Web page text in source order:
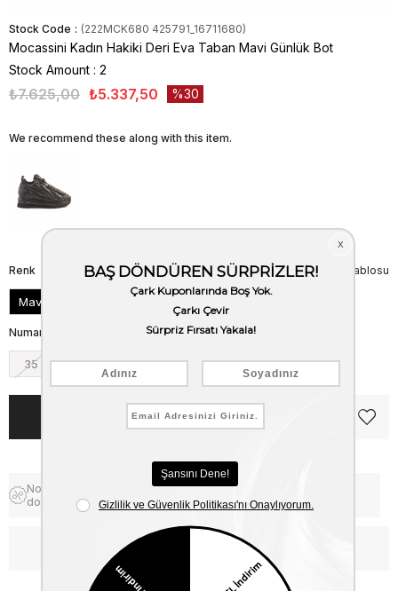
Stock Code (222MCK680 425791_16711680)
Mocassini Kadın Hakiki Deri Eva Taban Mavi Günlük Bot
Stock Amount : 2
₺7.625,00 ₺5.337,50 30
We recommend these along with this item.
Beden Tablosu
Renk
Mavi
Numara
35 36 37 38 39 40
Notify me when the price goes
down
WhatsApp’tan Bilgi Al